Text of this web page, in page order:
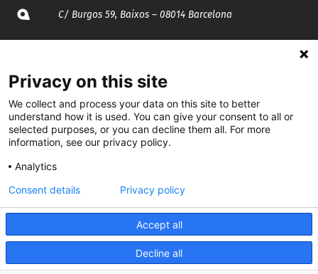
C/ Burgos 59, Baixos – 08014 Barcelona
935 120 481
@CGTCatalunya
CGTCatalunya
cgtcatalunya
Privacy on this site
We collect and process your data on this site to better
understand how it is used. You can give your consent to all or
selected purposes, or you can decline them all. For more
information, see our privacy policy.
Analytics
Accept all
Decline all
Consent details Privacy policy